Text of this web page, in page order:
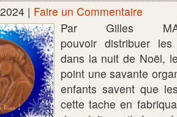
| Faire un Commentaire
Par Gilles
pouvoir distribuer
dans la nuit de Noël,
point une savante
enfants savent que
cette tache en